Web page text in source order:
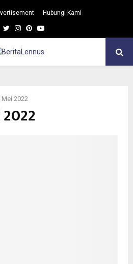
Hubungi Kami
TwitterInstagram
Pinterest
Youtube
2022